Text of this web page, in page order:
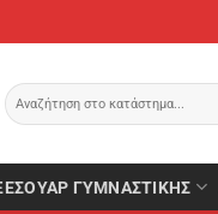
Αναζήτηση
για:
ΓΥΜΝΑΣΤΙΚΉΣ